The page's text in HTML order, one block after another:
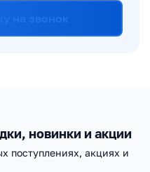
новинки и акции
поступлениях, акциях и